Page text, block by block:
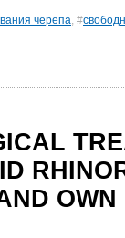
черепа, #